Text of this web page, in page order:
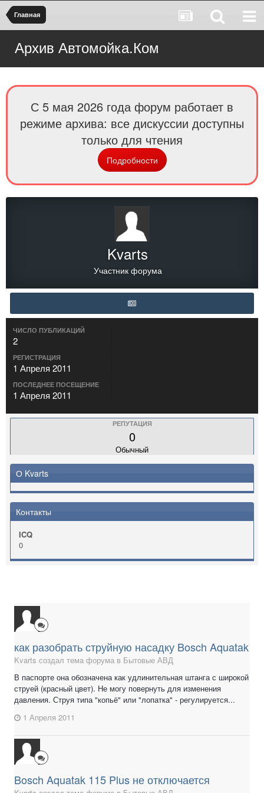
Главная
Архив Автомойка.Ком
С 5 мая 2026 года форум работает в
режиме архива: все дискуссии доступны
только для чтения
Подробности
Kvarts
Участник форума
ЧИСЛО ПУБЛИКАЦИЙ
2
РЕГИСТРАЦИЯ
1 Апреля 2011
ПОСЛЕДНЕЕ ПОСЕЩЕНИЕ
1 Апреля 2011
РЕПУТАЦИЯ
0
Обычный
О Kvarts
Контакты
ICQ
0
как разобрать струйную насадку Bosch Aquatak
Kvarts создал тема форума в Бытовые АВД
В паспорте она обозначена как удлинительная штанга с широкой
струей (красный цвет). Не могу повернуть для изменения
давления. Струя типа "копьё" или "лопатка" - регулируется...
1 Апреля 2011
Bosch Aquatak 115 Plus не отключается